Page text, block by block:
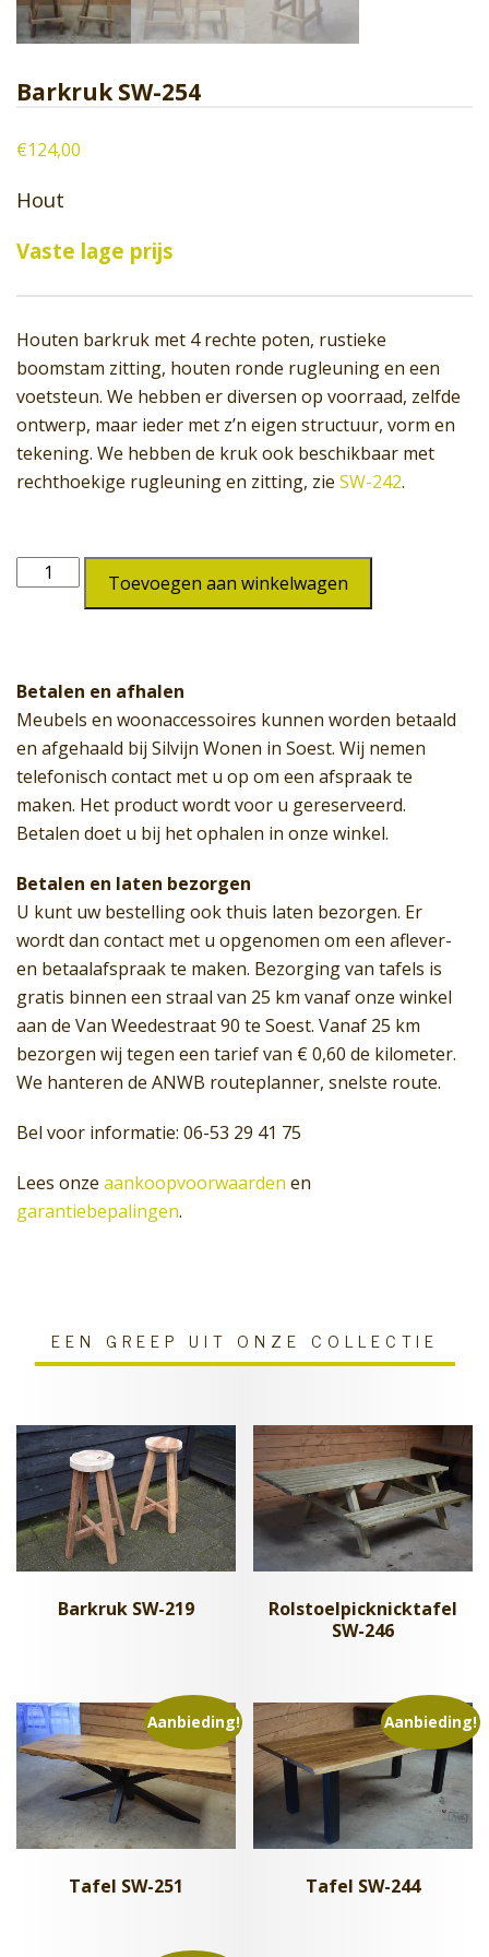
Barkruk SW-254
€124,00
Hout
Vaste lage prijs
Houten barkruk met 4 rechte poten, rustieke
boomstam zitting, houten ronde rugleuning en een
voetsteun. We hebben er diversen op voorraad, zelfde
ontwerp, maar ieder met z’n eigen structuur, vorm en
tekening. We hebben de kruk ook beschikbaar met
rechthoekige rugleuning en zitting, zie SW-242.
Barkruk
SW-
Toevoegen aan winkelwagen
Betalen en afhalen
Meubels en woonaccessoires kunnen worden betaald
en afgehaald bij Silvijn Wonen in Soest. Wij nemen
telefonisch contact met u op om een afspraak te
maken. Het product wordt voor u gereserveerd.
Betalen doet u bij het ophalen in onze winkel.
Betalen en laten bezorgen
U kunt uw bestelling ook thuis laten bezorgen. Er
wordt dan contact met u opgenomen om een aflever-
en betaalafspraak te maken. Bezorging van tafels is
gratis binnen een straal van 25 km vanaf onze winkel
aan de Van Weedestraat 90 te Soest. Vanaf 25 km
bezorgen wij tegen een tarief van € 0,60 de kilometer.
We hanteren de ANWB routeplanner, snelste route.
Bel voor informatie: 06-53 29 41 75
Lees onze aankoopvoorwaarden en
garantiebepalingen.
EEN GREEP UIT ONZE COLLECTIE
Barkruk SW-219
Rolstoelpicknicktafel
SW-246
Aanbieding!
Tafel SW-251
Aanbieding!
Tafel SW-244